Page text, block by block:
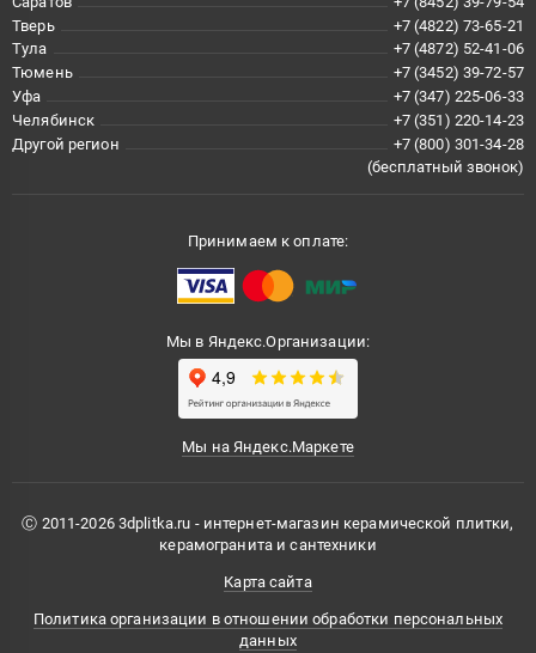
Тверь
+7 (4822) 73-65-21
Тула
+7 (4872) 52-41-06
Тюмень
+7 (3452) 39-72-57
Уфа
+7 (347) 225-06-33
Челябинск
+7 (351) 220-14-23
Другой регион
+7 (800) 301-34-28
(бесплатный звонок)
Принимаем к оплате:
Мы в Яндекс.Организации:
Мы на Яндекс.Маркете
Ⓒ 2011-2026 3dplitka.ru - интернет-магазин керамической плитки,
керамогранита и сантехники
Карта сайта
Политика организации в отношении обработки персональных
данных